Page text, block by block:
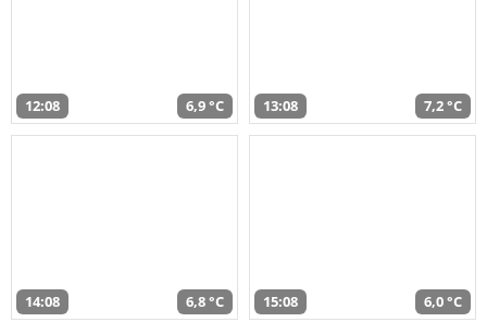
12:08 6,9 °C 13:08 7,2 °C
14:08 6,8 °C 15:08 6,0 °C